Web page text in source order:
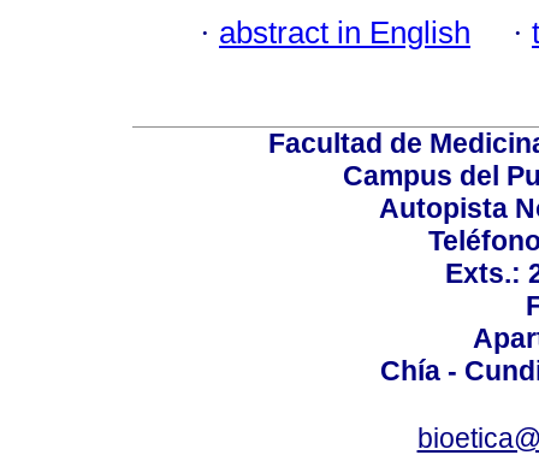
· abstract in English ·
Facultad de
Campus del
Autopista
Exts.:
Chía -